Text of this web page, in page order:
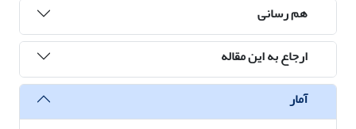
هم رسانی
ارجاع به این مقاله
آمار